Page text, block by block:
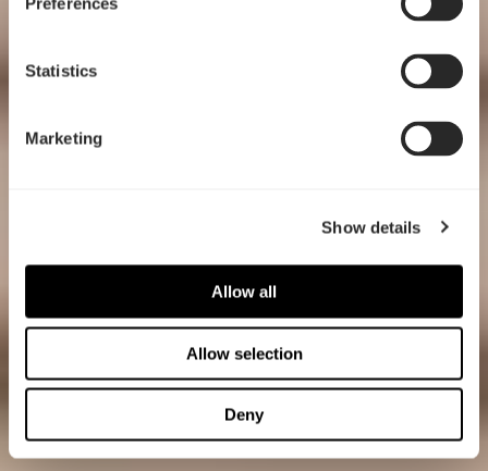
Statistics
Marketing
Show details
Allow all
Allow selection
Deny